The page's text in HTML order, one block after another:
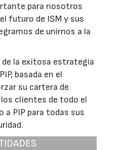
para nosotros
futuro de ISM y sus
de unirnos a la
de la exitosa estrategia
basada en el
su cartera de
clientes de todo el
a PIP para todas sus